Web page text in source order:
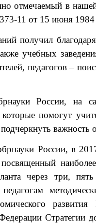
отмечаемый в
11 от 15 июня 1984
получил
учебных
педагогов –
России, на
которые помогут
важность
России, в
через три,
Стратегии